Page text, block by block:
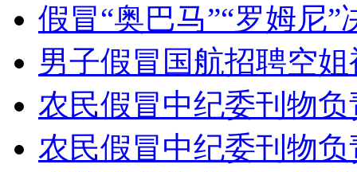
无痛分娩是否安全 医生回应
外交部：反对强权政治霸凌主义
外交部：有关国家言论片面不公正
假冒“奥巴马”“罗姆尼
男子假冒国航招聘空
农民假冒中纪委刊物
农民假冒中纪委刊物